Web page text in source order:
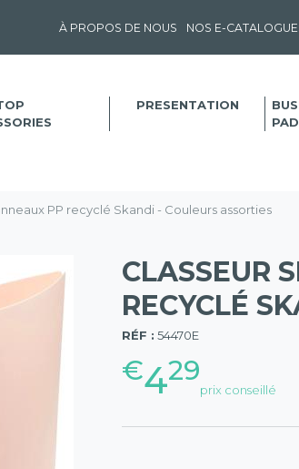
À PROPOS DE NOUS NOS E-
PRESENTATION
PP recyclé Skandi - Couleurs assorties
CLASSEUR
RECYCLÉ
RÉF : 54470E
€429
prix conseillé
(57)